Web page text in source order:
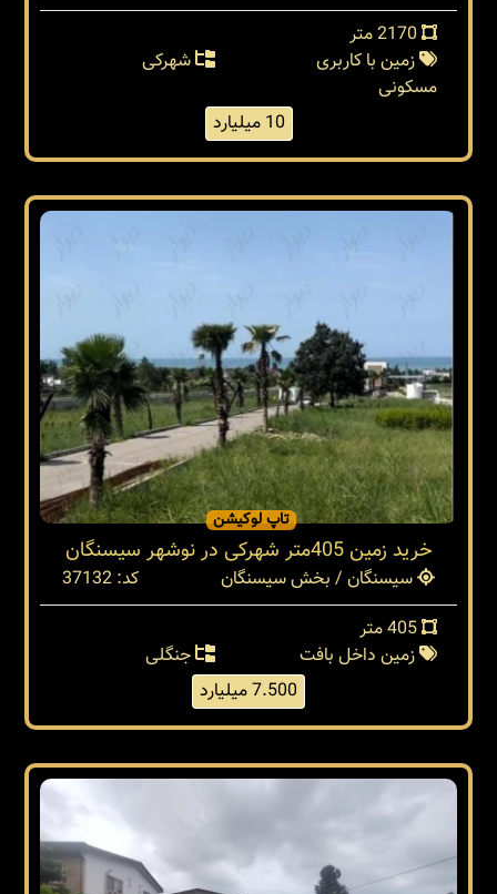
زمین با کاربری
مسکونی
شهرکی
10 میلیارد
تاپ لوکیشن
خرید زمین 405متر شهرکی در نوشهر سیسنگان
سیسنگان / بخش سیسنگان
کد: 37132
زمین داخل بافت
جنگلی
7.500 میلیارد